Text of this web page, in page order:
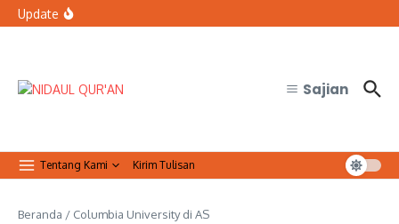
Lewati ke konten
Update
Sajian
Tentang Kami Kirim Tulisan
Beranda / Columbia University di AS